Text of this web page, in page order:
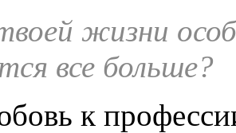
жизни
все больше?
к